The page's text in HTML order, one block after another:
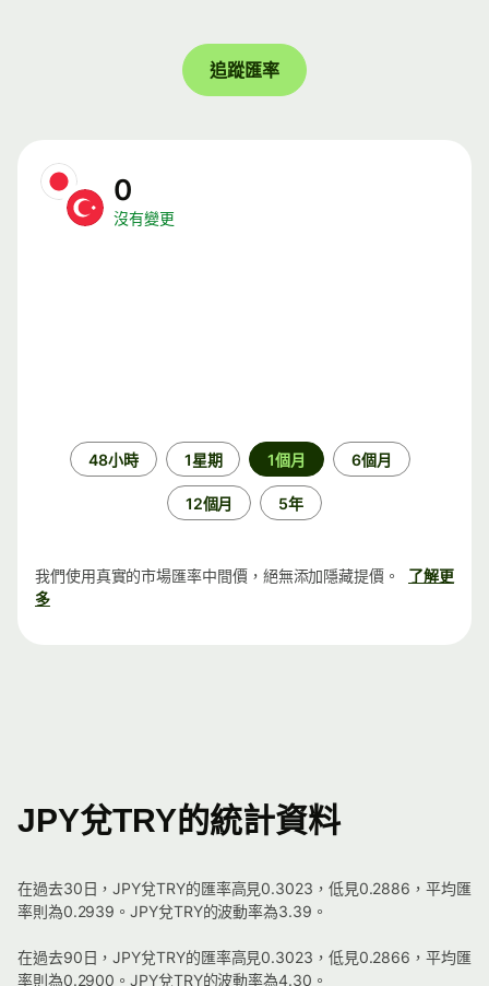
追蹤匯率
0
沒有變更
48小時 1星期 1個月 6個月
12個月 5年
我們使用真實的市場匯率中間價，絕無添加隱藏提價。
了解更
多
JPY兌TRY的統計資料
在過去30日，JPY兌TRY的匯率高見0.3023，低見0.2886，平均匯
率則為0.2939。JPY兌TRY的波動率為3.39。
在過去90日，JPY兌TRY的匯率高見0.3023，低見0.2866，平均匯
率則為0.2900。JPY兌TRY的波動率為4.30。